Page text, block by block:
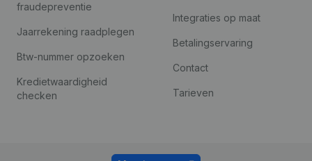
fraudepreventie
Jaarrekening raadplegen
Btw-nummer opzoeken
Kredietwaardigheid
checken
Integraties op maat
Betalingservaring
Contact
Tarieven